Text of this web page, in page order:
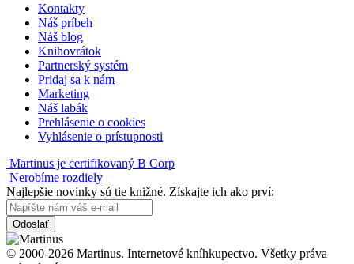
Kontakty
Náš príbeh
Náš blog
Knihovrátok
Partnerský systém
Pridaj sa k nám
Marketing
Náš labák
Prehlásenie o cookies
Vyhlásenie o prístupnosti
Martinus je certifikovaný B Corp
Nerobíme rozdiely
Najlepšie novinky sú tie knižné. Získajte ich ako prví:
Odoslať
© 2000-2026 Martinus. Internetové kníhkupectvo. Všetky práva